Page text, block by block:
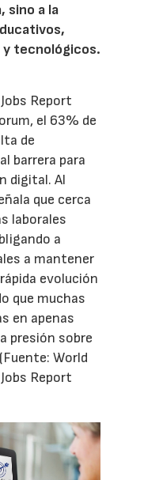
sino a la
y tecnológicos.
Report
el 63% de
de
barrera para
digital. Al
que cerca
laborales
a
a mantener
evolución
que muchas
en apenas
presión sobre
World
Report